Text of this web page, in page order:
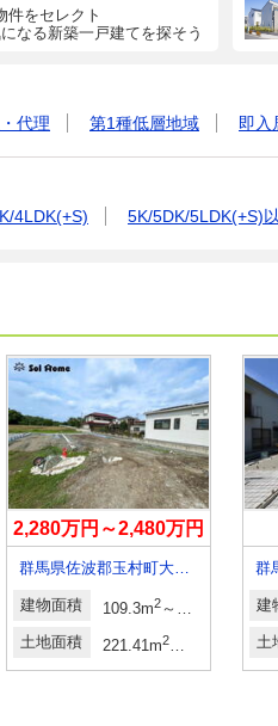
件をセレクト
なる新築一戸建てを探そう
代理 第1種低層地域 即入
4LDK(+S) 5K/5DK/5LDK(+S)
2,280万円～2,480万円
群馬県佐波郡玉村町大字板井
建物面積 109.3m2～118.83m
土地面積 221.41m2～279.99m
群
建
土